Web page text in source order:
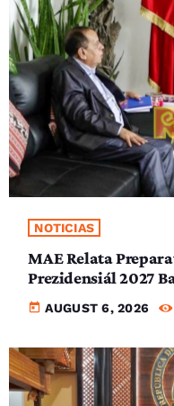
NOTICIAS
MAE Relata
Prezidensiál 2027
today AUGUST 6, 2026